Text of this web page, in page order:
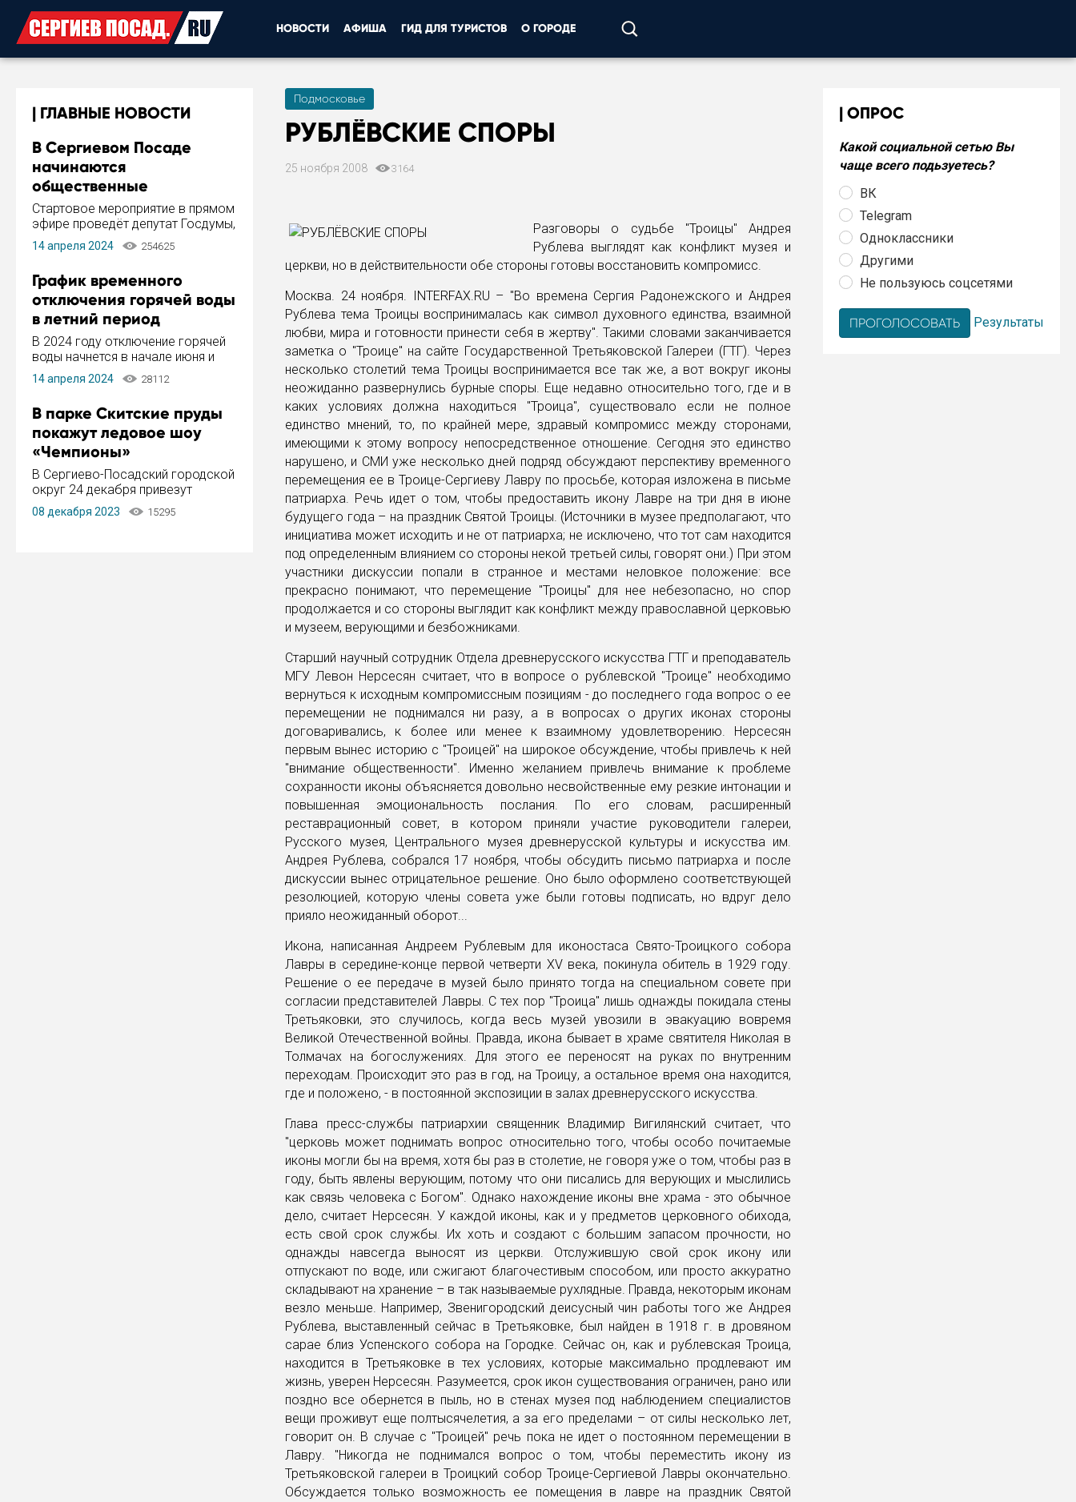
НОВОСТИ АФИША ГИД ДЛЯ ТУРИСТОВ О ГОРОДЕ
ГЛАВНЫЕ НОВОСТИ
В Сергиевом Посаде
начинаются
общественные
обсуждения Стратегии
развития города
Стартовое мероприятие в прямом
эфире проведёт депутат Госдумы,
инициатор и автор Концепции
развития Сергиева Посада и
Пахомов.
14 апреля 2024 254625
График временного
отключения горячей воды
в летний период
В 2024 году отключение горячей
воды начнется в начале июня и
завершится в конце августа.
Период отключения составит не
14 апреля 2024 28112
В парке Скитские пруды
покажут ледовое шоу
«Чемпионы»
В Сергиево-Посадский городской
округ 24 декабря привезут
ледовый тур «Чемпионы»
заслуженного мастера спорта,
08 декабря 2023 15295
Подмосковье
РУБЛЁВСКИЕ СПОРЫ
25 ноября 2008 3164
Разговоры о судьбе "Троицы" Андрея
Рублева выглядят как конфликт музея и
церкви, но в действительности обе стороны готовы восстановить компромисс.
Москва. 24 ноября. INTERFAX.RU – "Во времена Сергия Радонежского и Андрея
Рублева тема Троицы воспринималась как символ духовного единства, взаимной
любви, мира и готовности принести себя в жертву". Такими словами заканчивается
заметка о "Троице" на сайте Государственной Третьяковской Галереи (ГТГ). Через
несколько столетий тема Троицы воспринимается все так же, а вот вокруг иконы
неожиданно развернулись бурные споры. Еще недавно относительно того, где и в
каких условиях должна находиться "Троица", существовало если не полное
единство мнений, то, по крайней мере, здравый компромисс между сторонами,
имеющими к этому вопросу непосредственное отношение. Сегодня это единство
нарушено, и СМИ уже несколько дней подряд обсуждают перспективу временного
перемещения ее в Троице-Сергиеву Лавру по просьбе, которая изложена в письме
патриарха. Речь идет о том, чтобы предоставить икону Лавре на три дня в июне
будущего года – на праздник Святой Троицы. (Источники в музее предполагают, что
инициатива может исходить и не от патриарха; не исключено, что тот сам находится
под определенным влиянием со стороны некой третьей силы, говорят они.) При этом
участники дискуссии попали в странное и местами неловкое положение: все
прекрасно понимают, что перемещение "Троицы" для нее небезопасно, но спор
продолжается и со стороны выглядит как конфликт между православной церковью
и музеем, верующими и безбожниками.
Старший научный сотрудник Отдела древнерусского искусства ГТГ и преподаватель
МГУ Левон Нерсесян считает, что в вопросе о рублевской "Троице" необходимо
вернуться к исходным компромиссным позициям - до последнего года вопрос о ее
перемещении не поднимался ни разу, а в вопросах о других иконах стороны
договаривались, к более или менее к взаимному удовлетворению. Нерсесян
первым вынес историю с "Троицей" на широкое обсуждение, чтобы привлечь к ней
"внимание общественности". Именно желанием привлечь внимание к проблеме
сохранности иконы объясняется довольно несвойственные ему резкие интонации и
повышенная эмоциональность послания. По его словам, расширенный
реставрационный совет, в котором приняли участие руководители галереи,
Русского музея, Центрального музея древнерусской культуры и искусства им.
Андрея Рублева, собрался 17 ноября, чтобы обсудить письмо патриарха и после
дискуссии вынес отрицательное решение. Оно было оформлено соответствующей
резолюцией, которую члены совета уже были готовы подписать, но вдруг дело
прияло неожиданный оборот...
Икона, написанная Андреем Рублевым для иконостаса Свято-Троицкого собора
Лавры в середине-конце первой четверти XV века, покинула обитель в 1929 году.
Решение о ее передаче в музей было принято тогда на специальном совете при
согласии представителей Лавры. С тех пор "Троица" лишь однажды покидала стены
Третьяковки, это случилось, когда весь музей увозили в эвакуацию вовремя
Великой Отечественной войны. Правда, икона бывает в храме святителя Николая в
Толмачах на богослужениях. Для этого ее переносят на руках по внутренним
переходам. Происходит это раз в год, на Троицу, а остальное время она находится,
где и положено, - в постоянной экспозиции в залах древнерусского искусства.
Глава пресс-службы патриархии священник Владимир Вигилянский считает, что
"церковь может поднимать вопрос относительно того, чтобы особо почитаемые
иконы могли бы на время, хотя бы раз в столетие, не говоря уже о том, чтобы раз в
году, быть явлены верующим, потому что они писались для верующих и мыслились
как связь человека с Богом". Однако нахождение иконы вне храма - это обычное
дело, считает Нерсесян. У каждой иконы, как и у предметов церковного обихода,
есть свой срок службы. Их хоть и создают с большим запасом прочности, но
однажды навсегда выносят из церкви. Отслужившую свой срок икону или
отпускают по воде, или сжигают благочестивым способом, или просто аккуратно
складывают на хранение – в так называемые рухлядные. Правда, некоторым иконам
везло меньше. Например, Звенигородский деисусный чин работы того же Андрея
Рублева, выставленный сейчас в Третьяковке, был найден в 1918 г. в дровяном
сарае близ Успенского собора на Городке. Сейчас он, как и рублевская Троица,
находится в Третьяковке в тех условиях, которые максимально продлевают им
жизнь, уверен Нерсесян. Разумеется, срок икон существования ограничен, рано или
поздно все обернется в пыль, но в стенах музея под наблюдением специалистов
вещи проживут еще полтысячелетия, а за его пределами – от силы несколько лет,
говорит он. В случае с "Троицей" речь пока не идет о постоянном перемещении в
Лавру. "Никогда не поднимался вопрос о том, чтобы переместить икону из
Третьяковской галереи в Троицкий собор Троице-Сергиевой Лавры окончательно.
Обсуждается только возможность ее помещения в лавре на праздник Святой
ОПРОС
Какой социальной сетью Вы
чаще всего подьзуетесь?
ВК
Telegram
Одноклассники
Другими
Не пользуюсь соцсетями
Результаты